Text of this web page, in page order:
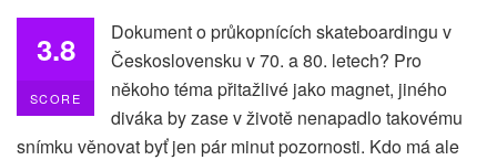
3.8
SCORE
Dokument o průkopnících skateboardingu v
Československu v 70. a 80. letech? Pro
někoho téma přitažlivé jako magnet, jiného
diváka by zase v životě nenapadlo takovému
snímku věnovat byť jen pár minut pozornosti. Kdo má ale